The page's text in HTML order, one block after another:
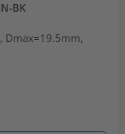
BK
Dmax=19.5mm,